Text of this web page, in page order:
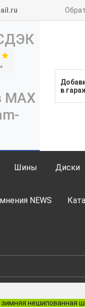
в
Шины Диски
NEWS
нешипованная